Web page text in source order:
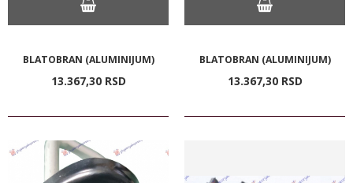
BLATOBRAN (ALUMINIJUM)
13.367,30 RSD
BLATOBRAN (ALUMINIJUM)
13.367,30 RSD